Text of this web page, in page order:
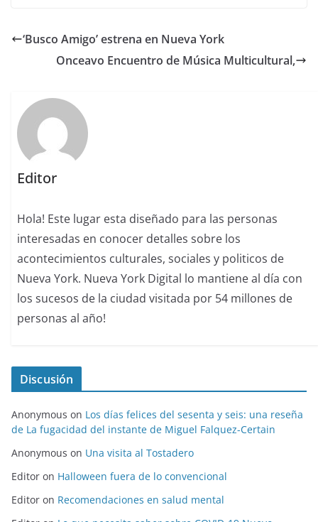
‘Busco Amigo’ estrena en Nueva York
Onceavo Encuentro de Música Multicultural,
Editor
Hola! Este lugar esta diseñado para las personas
interesadas en conocer detalles sobre los
acontecimientos culturales, sociales y politicos de
Nueva York. Nueva York Digital lo mantiene al día con
los sucesos de la ciudad visitada por 54 millones de
personas al año!
Discusión
Anonymous on Los días felices del sesenta y seis: una reseña
de La fugacidad del instante de Miguel Falquez-Certain
Anonymous on Una visita al Tostadero
Editor on Halloween fuera de lo convencional
Editor on Recomendaciones en salud mental